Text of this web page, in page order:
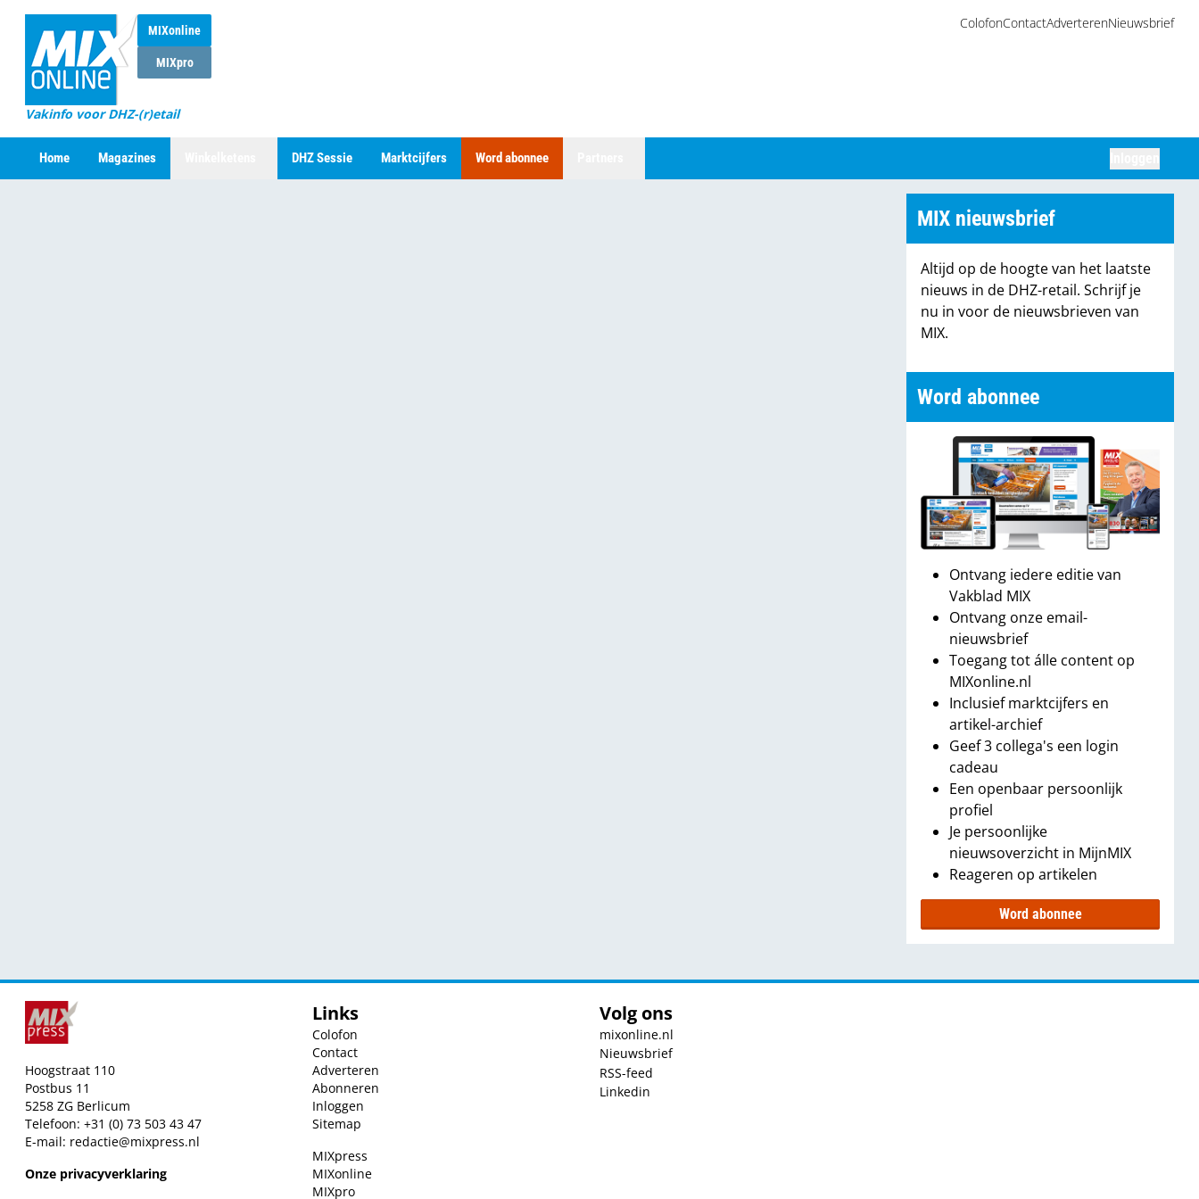
MIXonline
MIXpro
Vakinfo voor DHZ-(r)etail
ColofonContactAdverterenNieuwsbrief
Home Magazines DHZ Sessie Marktcijfers Word abonnee
MIX nieuwsbrief
Altijd op de hoogte van het laatste
nieuws in de DHZ-retail. Schrijf je
nu in voor de nieuwsbrieven van
MIX.
Word abonnee
Ontvang iedere editie van
Vakblad MIX
Ontvang onze email-
nieuwsbrief
Toegang tot álle content op
MIXonline.nl
Inclusief marktcijfers en
artikel-archief
Geef 3 collega's een login
cadeau
Een openbaar persoonlijk
profiel
Je persoonlijke
nieuwsoverzicht in MijnMIX
Reageren op artikelen
Word abonnee
Hoogstraat 110
Postbus 11
5258 ZG Berlicum
Telefoon: +31 (0) 73 503 43 47
E-mail: redactie@mixpress.nl
Onze privacyverklaring
Links
Colofon
Contact
Adverteren
Abonneren
Inloggen
Sitemap
MIXpress
MIXonline
MIXpro
Volg ons
mixonline.nl
Nieuwsbrief
RSS-feed
Linkedin